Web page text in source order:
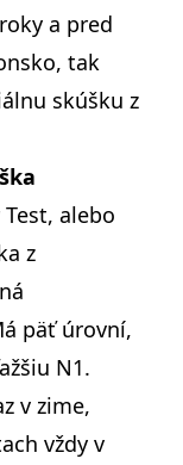
a pred
, tak
skúšku z
, alebo
z
päť úrovní,
N1.
v zime,
vždy v